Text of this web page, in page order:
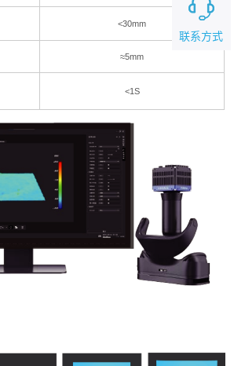
<30mm
≈5mm
<1S
联系方式